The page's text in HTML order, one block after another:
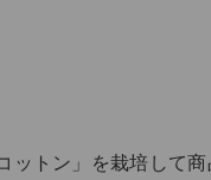
トン」を栽培して